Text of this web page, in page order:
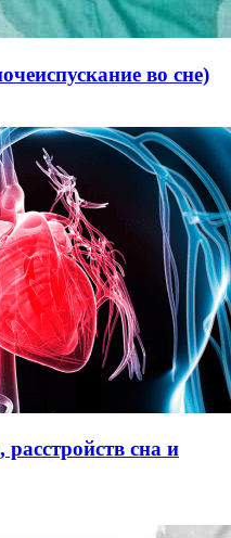
во сне)
расстройств сна и